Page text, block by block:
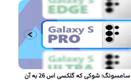
نام‌گذاری جدید سامسونگ؛ شوکی که گلکسی اس 26 به آن